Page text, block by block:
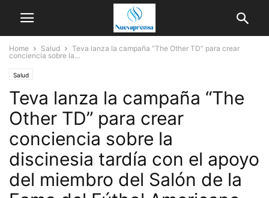
Home Salud
Teva lanza la campaña “The Other TD” para crear
conciencia sobre la...
Salud
Teva lanza la campaña “The
Other TD” para crear
conciencia sobre la
discinesia tardía con el apoyo
del miembro del Salón de la